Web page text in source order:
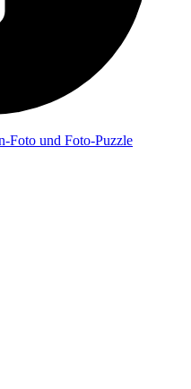
Foto und Foto-Puzzle